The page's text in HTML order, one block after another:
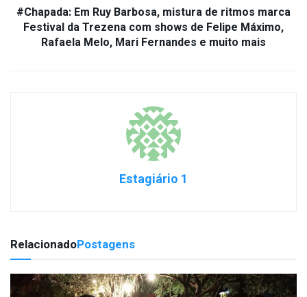
#Chapada: Em Ruy Barbosa, mistura de ritmos marca
Festival da Trezena com shows de Felipe Máximo,
Rafaela Melo, Mari Fernandes e muito mais
Estagiário 1
RelacionadoPostagens